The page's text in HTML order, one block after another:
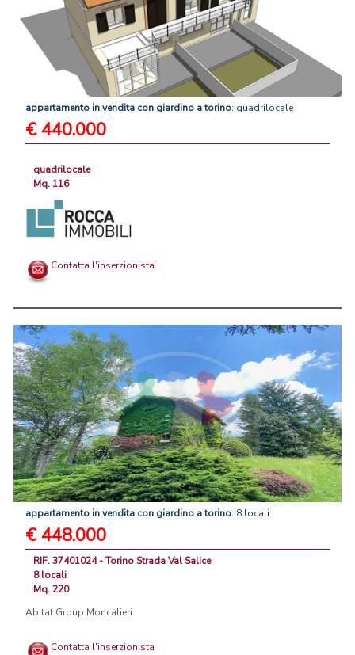
appartamento invendita con giardino atorino: quadrilocale
€ 440.000
quadrilocale
Mq. 116
Contatta l'inserzionista
appartamento invendita con giardino atorino: 8 locali
€ 448.000
RIF. 37401024 - Torino Strada Val Salice
8 locali
Mq. 220
Abitat Group Moncalieri
Contatta l'inserzionista